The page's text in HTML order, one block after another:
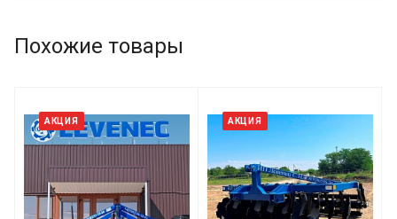
Похожие товары
АКЦИЯ АКЦИЯ